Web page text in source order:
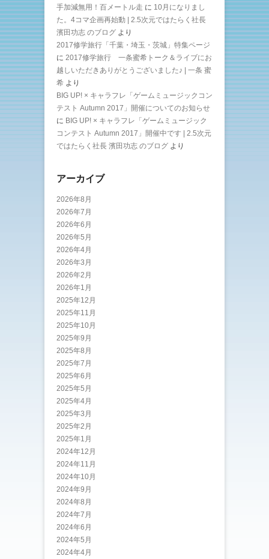
手加減無用！百メートル走 に 10月になりまし
た。4コマ企画再始動 | 2.5次元ではたらく社長
濱田功志 のブログ より
2017修学旅行「千葉・埼玉・茨城」特集ページ
に 2017修学旅行 一条蜜希トーク＆ライブにお
越しいただきありがとうございました♪ | 一条 蜜
希 より
BIG UP! × キャラフレ「ゲームミュージックコン
テスト Autumn 2017」開催についてのお知らせ
に BIG UP! × キャラフレ「ゲームミュージック
コンテスト Autumn 2017」開催中です | 2.5次元
ではたらく社長 濱田功志 のブログ より
アーカイブ
2026年8月
2026年7月
2026年6月
2026年5月
2026年4月
2026年3月
2026年2月
2026年1月
2025年12月
2025年11月
2025年10月
2025年9月
2025年8月
2025年7月
2025年6月
2025年5月
2025年4月
2025年3月
2025年2月
2025年1月
2024年12月
2024年11月
2024年10月
2024年9月
2024年8月
2024年7月
2024年6月
2024年5月
2024年4月